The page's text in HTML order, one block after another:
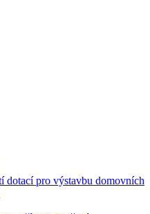
dotací pro výstavbu domovních